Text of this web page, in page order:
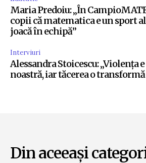
Maria Predoiu: „În
copii că matematica e un sport
joacă în echipă”
Interviuri
Alessandra Stoicescu: „Violența
noastră, iar tăcerea o
Din aceeași